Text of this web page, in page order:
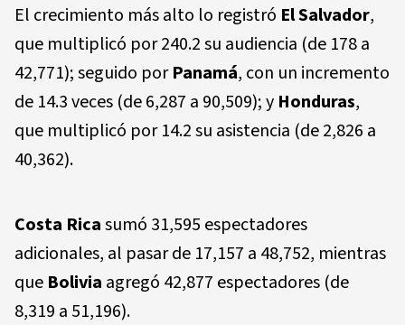
El crecimiento más alto lo registró El Salvador,
que multiplicó por 240.2 su audiencia (de 178 a
42,771); seguido porPanamá, con un incremento
de 14.3 veces (de 6,287 a 90,509); y Honduras,
que multiplicó por 14.2 su asistencia (de 2,826 a
40,362).
Costa Ricasumó 31,595 espectadores
adicionales, al pasar de 17,157 a 48,752, mientras
que Bolivia agregó 42,877 espectadores (de
8,319 a 51,196).